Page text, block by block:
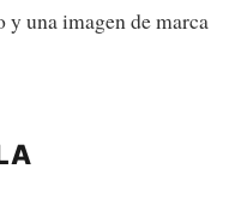
una imagen de marca